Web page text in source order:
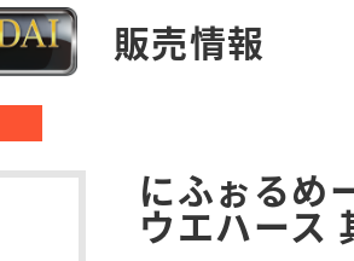
販売情報
にふぉるめ
ウエハース